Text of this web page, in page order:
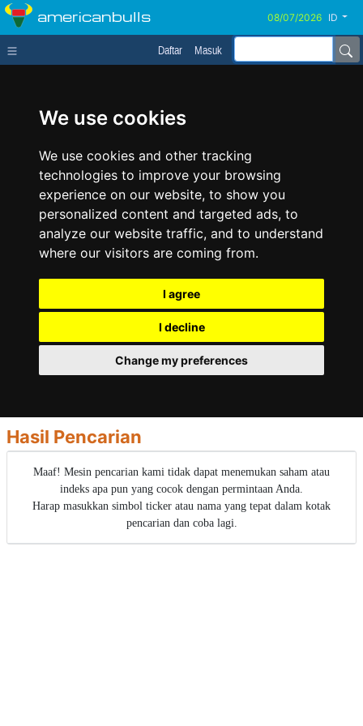
We use cookies
We use cookies and other tracking
technologies to improve your browsing
experience on our website, to show you
personalized content and targeted ads, to
analyze our website traffic, and to understand
where our visitors are coming from.
I agree
I decline
Change my preferences
americanbulls ID
Daftar Masuk
Hasil Pencarian
Maaf! Mesin pencarian kami tidak dapat menemukan saham atau
indeks apa pun yang cocok dengan permintaan Anda.
Harap masukkan simbol ticker atau nama yang tepat dalam kotak
pencarian dan coba lagi.